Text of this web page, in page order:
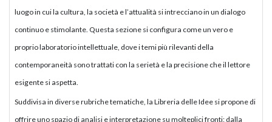
luogo in cui la cultura, la società e l’attualità si intrecciano in un dialogo
continuo e stimolante. Questa sezione si configura come un vero e
proprio laboratorio intellettuale, dove i temi più rilevanti della
contemporaneità sono trattati con la serietà e la precisione che il lettore
esigente si aspetta.
Suddivisa in diverse rubriche tematiche, la Libreria delle Idee si propone di
offrire uno spazio di analisi e interpretazione su molteplici fronti: dalla